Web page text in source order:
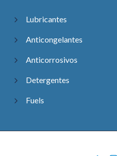
Lubricantes
Anticongelantes
Anticorrosivos
Detergentes
Fuels